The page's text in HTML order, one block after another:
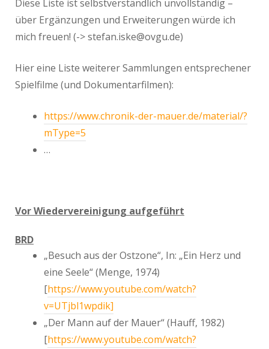
Diese Liste ist selbstverständlich unvollständig –
über Ergänzungen und Erweiterungen würde ich
mich freuen! (-> stefan.iske@ovgu.de)
Hier eine Liste weiterer Sammlungen entsprechener
Spielfilme (und Dokumentarfilmen):
https://www.chronik-der-mauer.de/material/?
mType=5
…
Vor Wiedervereinigung aufgeführt
BRD
„Besuch aus der Ostzone“, In: „Ein Herz und
eine Seele“ (Menge, 1974)
[https://www.youtube.com/watch?
v=UTjbl1wpdik]
„Der Mann auf der Mauer“ (Hauff, 1982)
[https://www.youtube.com/watch?